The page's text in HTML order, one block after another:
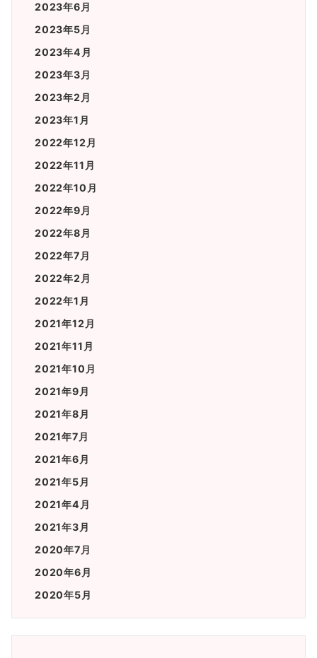
2023年6月
2023年5月
2023年4月
2023年3月
2023年2月
2023年1月
2022年12月
2022年11月
2022年10月
2022年9月
2022年8月
2022年7月
2022年2月
2022年1月
2021年12月
2021年11月
2021年10月
2021年9月
2021年8月
2021年7月
2021年6月
2021年5月
2021年4月
2021年3月
2020年7月
2020年6月
2020年5月